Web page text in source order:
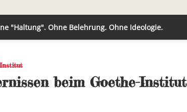
"Haltung". Ohne Belehrung. Ohne Ideologie.
beim Goethe-Institut